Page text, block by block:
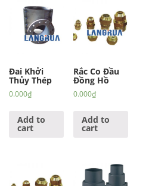
Đai Khởi
Thủy Thép
0.000₫
Add to
cart
Rắc Co Đầu
Đồng Hồ
0.000₫
Add to
cart